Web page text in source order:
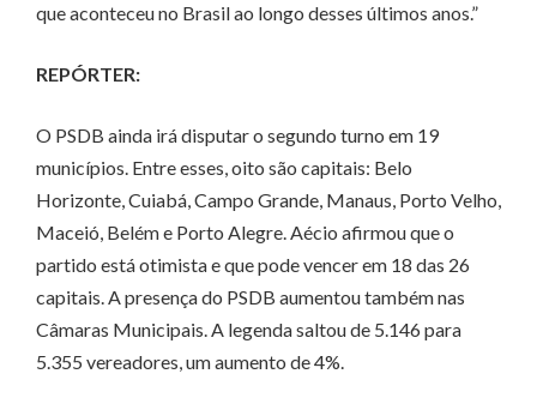
que aconteceu no Brasil ao longo desses últimos anos.”
REPÓRTER:
O PSDB ainda irá disputar o segundo turno em 19
municípios. Entre esses, oito são capitais: Belo
Horizonte, Cuiabá, Campo Grande, Manaus, Porto Velho,
Maceió, Belém e Porto Alegre. Aécio afirmou que o
partido está otimista e que pode vencer em 18 das 26
capitais. A presença do PSDB aumentou também nas
Câmaras Municipais. A legenda saltou de 5.146 para
5.355 vereadores, um aumento de 4%.